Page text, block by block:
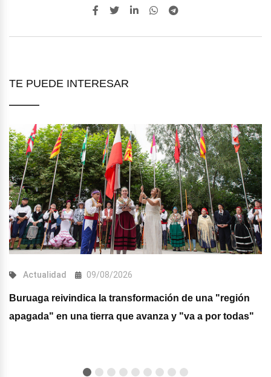
TE PUEDE INTERESAR
Actualidad 09/08/2026
Buruaga reivindica la transformación de una "región
apagada" en una tierra que avanza y "va a por todas"